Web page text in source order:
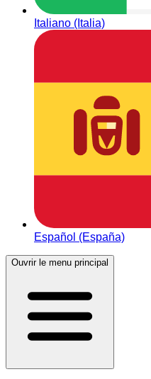
Italiano (Italia)
Español (España)
Ouvrir le menu principal